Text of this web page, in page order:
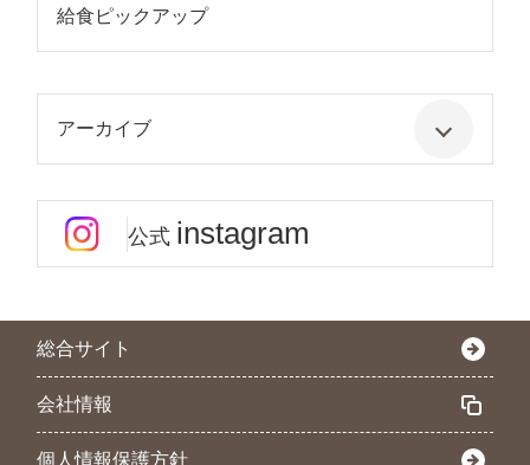
給食ピックアップ
アーカイブ
公式 instagram
総合サイト
会社情報
個人情報保護方針